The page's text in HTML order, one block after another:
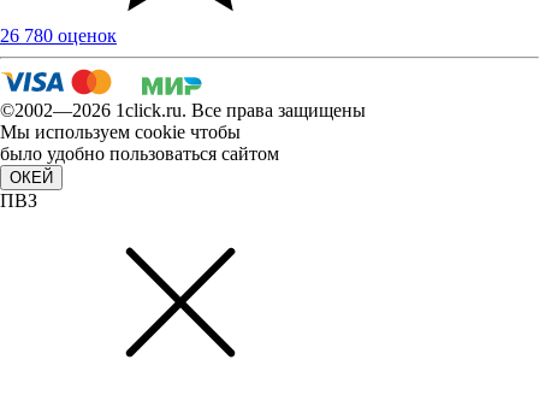
26 780 оценок
©2002—2026 1сlick.ru. Все права защищены
Мы используем cookie чтобы
было удобно пользоваться сайтом
ОКЕЙ
ПВЗ